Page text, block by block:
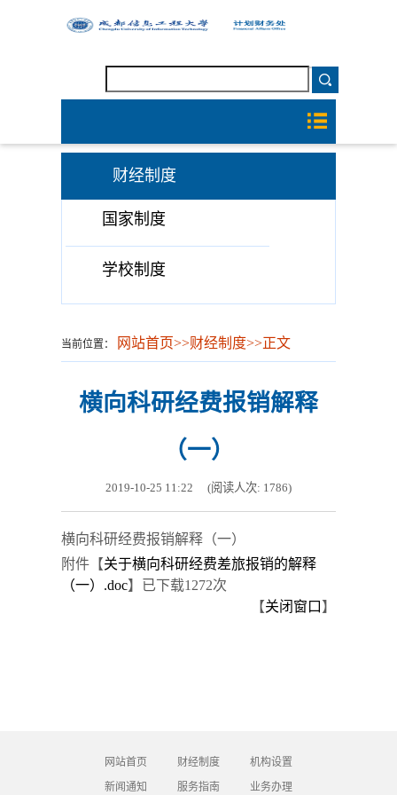
财经制度
国家制度
学校制度
当前位置： 网站首页>>财经制度>>正文
横向科研经费报销解释
（一）
2019-10-25 11:22 (阅读人次: 1786)
横向科研经费报销解释（一）
附件【关于横向科研经费差旅报销的解释
（一）.doc】 已下载1272次
【关闭窗口 】
网站首页 财经制度
机构设置
新闻通知
服务指南 业务办理